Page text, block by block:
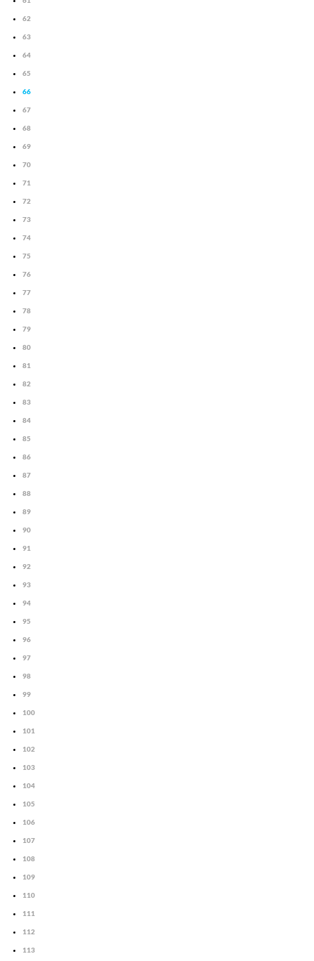
62
63
64
65
66
67
68
69
70
71
72
73
74
75
76
77
78
79
80
81
82
83
84
85
86
87
88
89
90
91
92
93
94
95
96
97
98
99
100
101
102
103
104
105
106
107
108
109
110
111
112
113